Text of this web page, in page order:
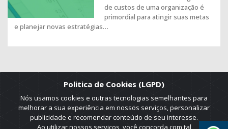
de custos de uma organização é
primordial para atingir suas metas
e planejar novas estratégias…
Politica de Cookies (LGPD)
Nós usamos cookies e outras tecnologias semelhantes para
melhorar a sua experiência em nossos serviços, personalizar
publicidade e recomendar conteúdo de seu interesse.
Ao utilizar nossos serviços, você concorda com tal